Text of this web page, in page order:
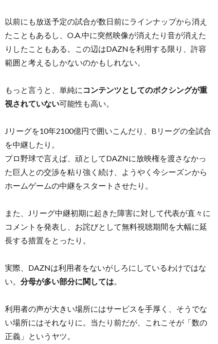
以前にも放送予定の試合が数日前にラインナップから消え
たこともあるし、O.A.中に突然映像が消えたり音が消えた
りしたこともある。この辺はDAZNを利用する限り、許容
範囲と考えるしかないのかもしれない。
もっと言うと、単純に コンテンツとしてのボクシングが重
視されていない可能性も高い。
Jリーグを10年2100億円で囲いこんだり、Bリーグの全試合
を中継したり。
プロ野球で言えば、頑としてDAZNに放映権を渡さなかっ
た巨人との交渉を粘り強く続け、ようやく今シーズンから
ホームゲームの中継をスタートさせたり。
また、Jリーグ中継初期に起きた障害に対して代表が直々に
コメントを発表し、お詫びとして無料視聴期間を大幅に延
長する措置をとったり。
実際、DAZNは利用者をないがしろにしているわけではな
い。 分母が多い部分に関しては
利用者の声が大きい場所にはサービスを手厚く、そうでな
い場所にはそれなりに。当たり前だが、これこそが「数の
正義」というヤツ。